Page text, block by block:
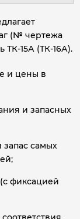
(№ чертежа
ТК-15А (ТК-16А).
и цены в
и запасных
самых
фиксацией